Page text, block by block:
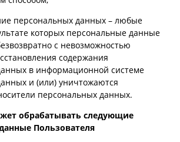
персональных данных – любые
которых персональные данные
с невозможностью
содержания
в информационной системе
и (или) уничтожаются
персональных данных.
обрабатывать следующие
Пользователя